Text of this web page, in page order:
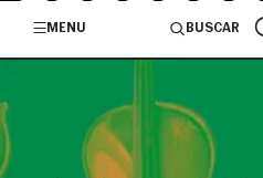
MENU
BUSCAR